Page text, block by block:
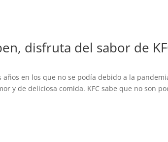
disfruta del sabor de
en los que no se podía debido a la
y de deliciosa comida. KFC sabe que no son